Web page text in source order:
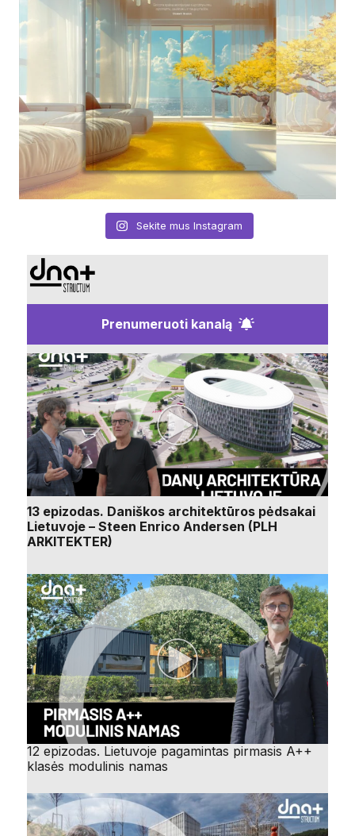
Sekite mus Instagram
Prenumeruoti kanalą
13 epizodas. Daniškos architektūros pėdsakai
Lietuvoje – Steen Enrico Andersen (PLH
ARKITEKTER)
12 epizodas. Lietuvoje pagamintas pirmasis A++
klasės modulinis namas